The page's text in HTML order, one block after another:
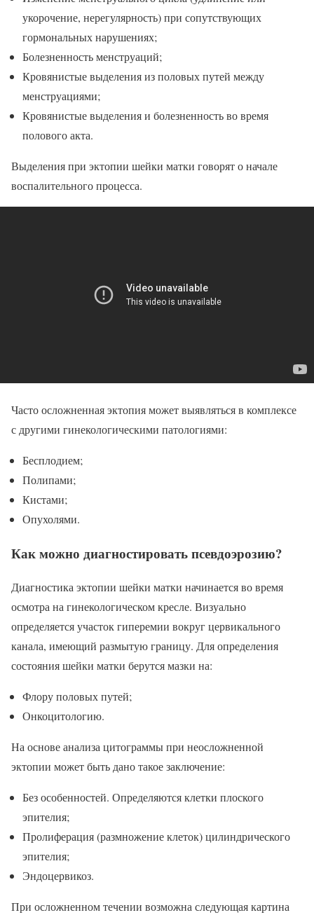
укорочение, нерегулярность) при сопутствующих
гормональных нарушениях;
Болезненность менструаций;
Кровянистые выделения из половых путей между
менструациями;
Кровянистые выделения и болезненность во время
полового акта.
Выделения при эктопии шейки матки говорят о начале
воспалительного процесса.
Часто осложненная эктопия может выявляться в комплексе
с другими гинекологическими патологиями:
Бесплодием;
Полипами;
Кистами;
Опухолями.
Как можно диагностировать псевдоэрозию?
Диагностика эктопии шейки матки начинается во время
осмотра на гинекологическом кресле. Визуально
определяется участок гиперемии вокруг цервикального
канала, имеющий размытую границу. Для определения
состояния шейки матки берутся мазки на:
Флору половых путей;
Онкоцитологию.
На основе анализа цитограммы при неосложненной
эктопии может быть дано такое заключение:
Без особенностей. Определяются клетки плоского
эпителия;
Пролиферация (размножение клеток) цилиндрического
эпителия;
Эндоцервикоз.
При осложненном течении возможна следующая картина